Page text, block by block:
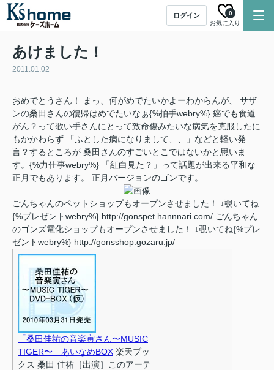
ログイン
お気に入り
0
あけました！
2011.01.02
おめでとうさん！ まっ、何がめでたいかよーわからんが、 サザ
ンの桑田さんの復帰はめでたいなぁ{%拍手webry%} 癌でも食道
がん？って歌い手さんにとって致命傷みたいな病気を克服したに
もかかわらず 「ふとした病になりまして、、」などと軽い発
言？するところが 桑田さんのすごいとこではないかと思いま
す。{%力仕事webry%} 「紅白見た？」って話題が出来る平和な
正月でもあります。 正月バージョンのゴンです。
ごんちゃんのペットショップもオープンさせました！ ↓覗いてね
{%プレゼントwebry%} http://gonspet.hannnari.com/ ごんちゃん
のゴンズ電化ショップもオープンさせました！ ↓覗いてね{%プレ
ゼントwebry%} http://gonsshop.gozaru.jp/
「桑田佳祐の音楽寅さん〜MUSIC
TIGER〜」あいなめBOX 楽天ブッ
クス 桑田 佳祐［出演］このアーテ